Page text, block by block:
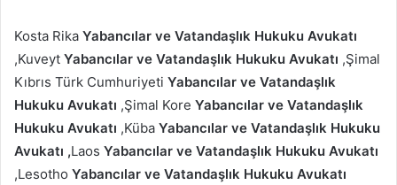
Kosta Rika Yabancılar ve Vatandaşlık Hukuku Avukatı
,Kuveyt Yabancılar ve Vatandaşlık Hukuku Avukatı ,Şimal
Kıbrıs Türk Cumhuriyeti Yabancılar ve Vatandaşlık
Hukuku Avukatı ,Şimal Kore Yabancılar ve Vatandaşlık
Hukuku Avukatı ,Küba Yabancılar ve Vatandaşlık Hukuku
Avukatı ,Laos Yabancılar ve Vatandaşlık Hukuku Avukatı
,Lesotho Yabancılar ve Vatandaşlık Hukuku Avukatı